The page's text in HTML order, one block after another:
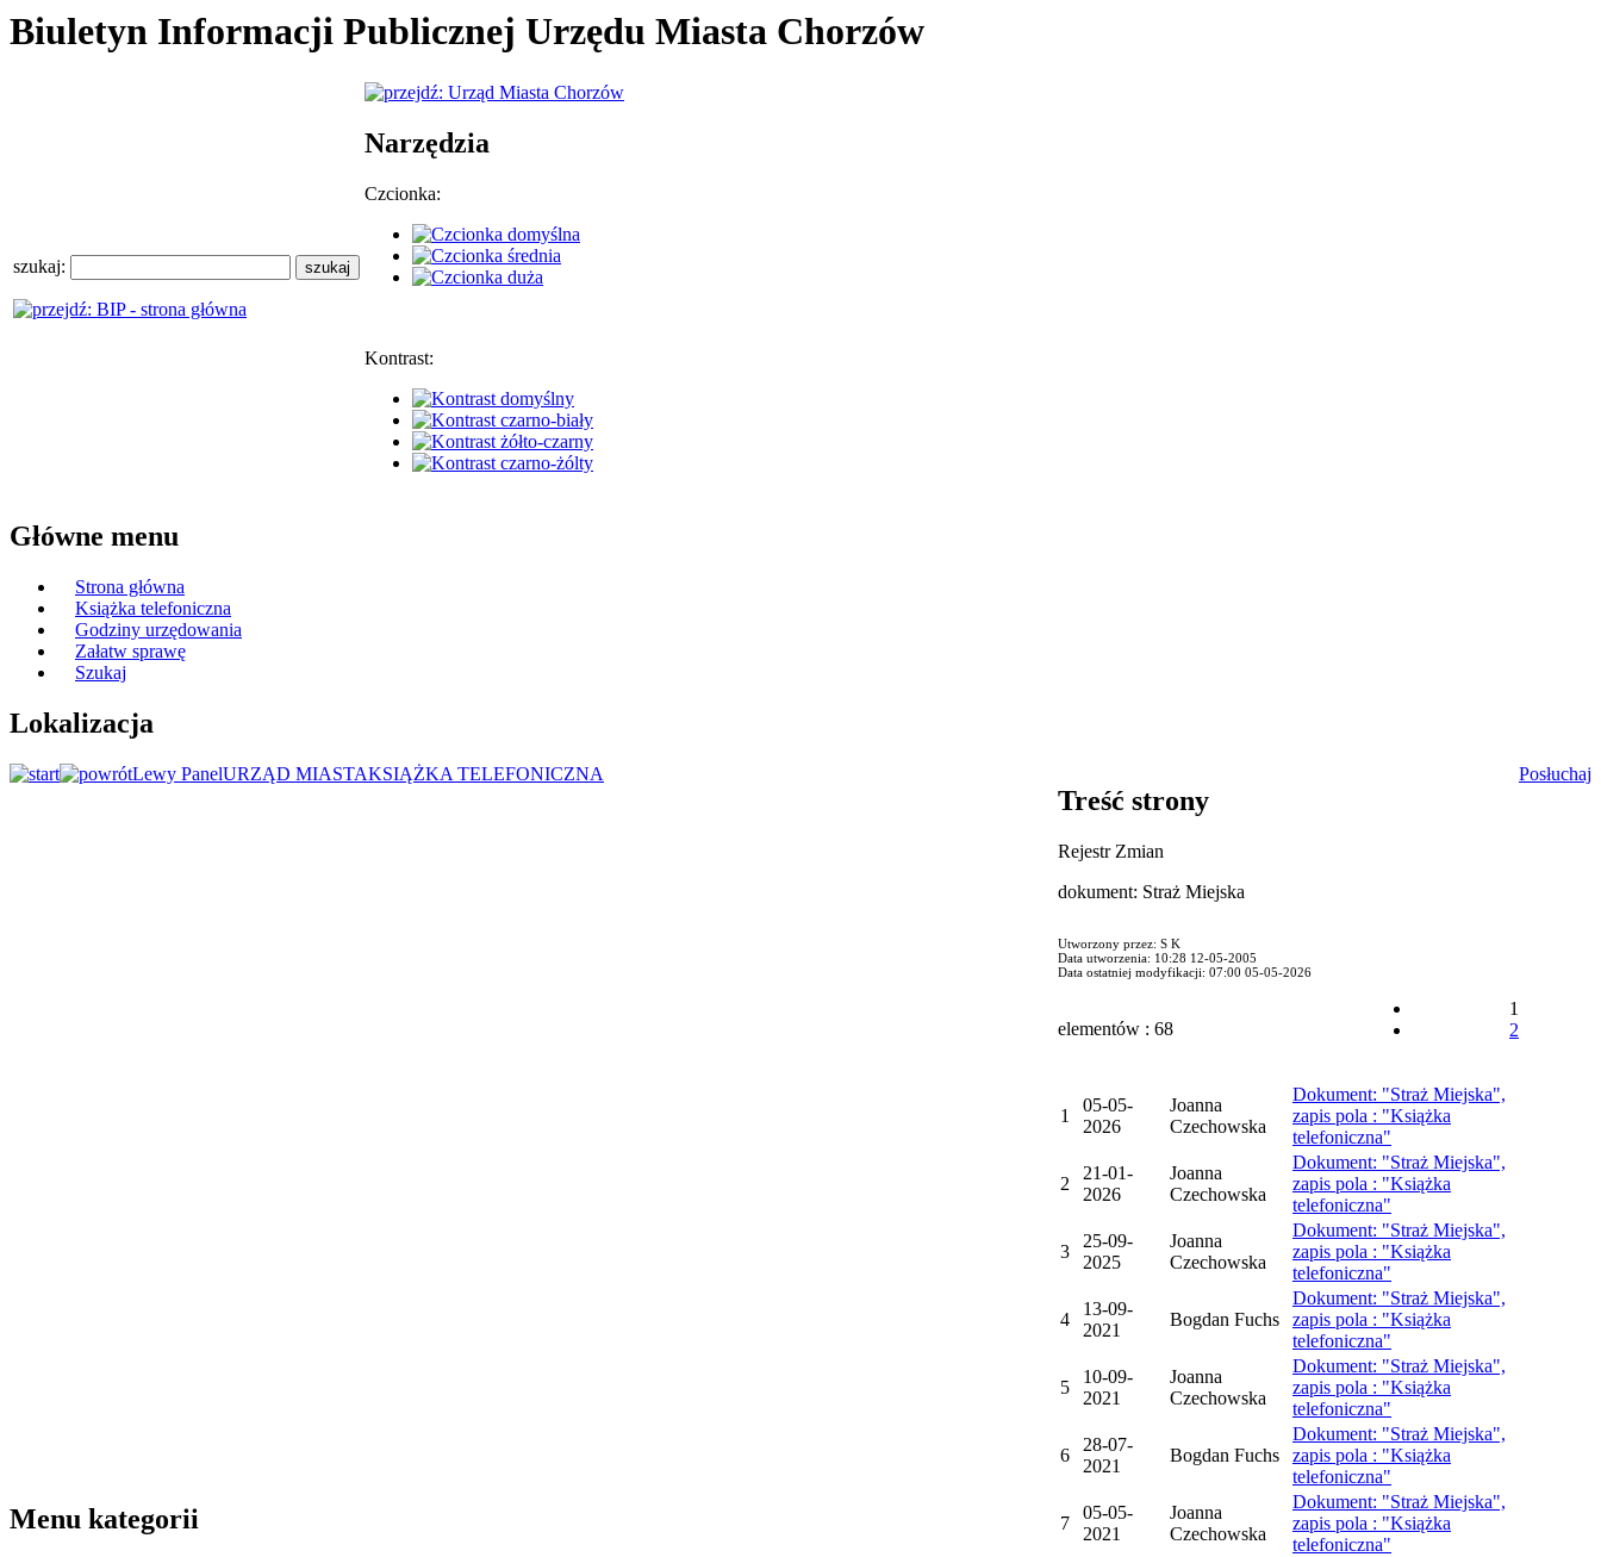
Biuletyn Informacji Publicznej Urzędu Miasta Chorzów
szukaj:
Narzędzia
Czcionka:
Kontrast:
Główne menu
Strona główna
Książka telefoniczna
Godziny urzędowania
Załatw sprawę
Szukaj
Lokalizacja
Posłuchaj
Lewy PanelURZĄD MIASTAKSIĄŻKA TELEFONICZNA
Menu kategorii
Treść strony
Rejestr Zmian
dokument: Straż Miejska
Utworzony przez: S K
Data utworzenia: 10:28 12-05-2005
Data ostatniej modyfikacji: 07:00 05-05-2026
elementów : 68
1
2
1
05-05-
2026
Joanna
Czechowska
Dokument: "Straż Miejska",
zapis pola : "Książka
telefoniczna"
2
21-01-
2026
Joanna
Czechowska
Dokument: "Straż Miejska",
zapis pola : "Książka
telefoniczna"
3
25-09-
2025
Joanna
Czechowska
Dokument: "Straż Miejska",
zapis pola : "Książka
telefoniczna"
4
13-09-
2021
Bogdan Fuchs
Dokument: "Straż Miejska",
zapis pola : "Książka
telefoniczna"
5
10-09-
2021
Joanna
Czechowska
Dokument: "Straż Miejska",
zapis pola : "Książka
telefoniczna"
6
28-07-
2021
Bogdan Fuchs
Dokument: "Straż Miejska",
zapis pola : "Książka
telefoniczna"
7
05-05-
2021
Joanna
Czechowska
Dokument: "Straż Miejska",
zapis pola : "Książka
telefoniczna"